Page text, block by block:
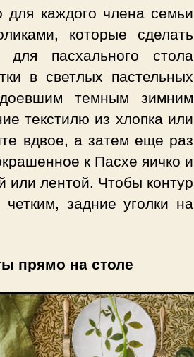
каждого члена семьи
которые сделать
пасхального стола
в светлых пастельных
темным зимним
текстилю из хлопка или
вдвое, а затем еще раз
к Пасхе яичко и
или лентой. Чтобы контур
задние уголки на
прямо на столе